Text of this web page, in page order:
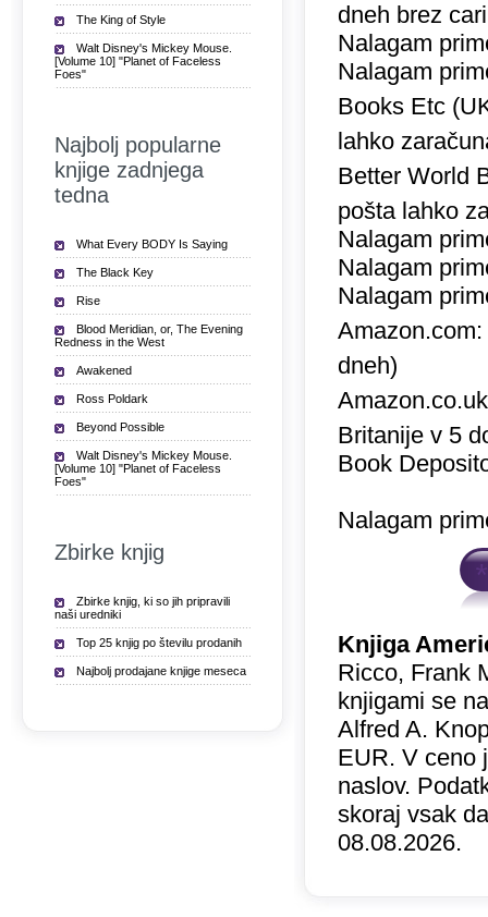
dneh brez
Nalagam
Nalagam
Books Etc
lahko
Better World
pošta lahko
Nalagam
Nalagam
Nalagam
Amazon.com:
dneh)
Britanije v 5
Book
Nalagam
Knjiga
Ricco, Frank
knjigami se
Alfred A.
EUR. V ceno
naslov.
skoraj vsak
08.08.2026.
The King of Style
Walt Disney's Mickey Mouse.
[Volume 10] "Planet of Faceless
Foes"
Najbolj popularne
knjige zadnjega
tedna
What Every BODY Is Saying
The Black Key
Rise
Blood Meridian, or, The Evening
Redness in the West
Awakened
Ross Poldark
Beyond Possible
Walt Disney's Mickey Mouse.
[Volume 10] "Planet of Faceless
Foes"
Zbirke knjig
Zbirke knjig, ki so jih pripravili
naši uredniki
Top 25 knjig po številu prodanih
Najbolj prodajane knjige meseca